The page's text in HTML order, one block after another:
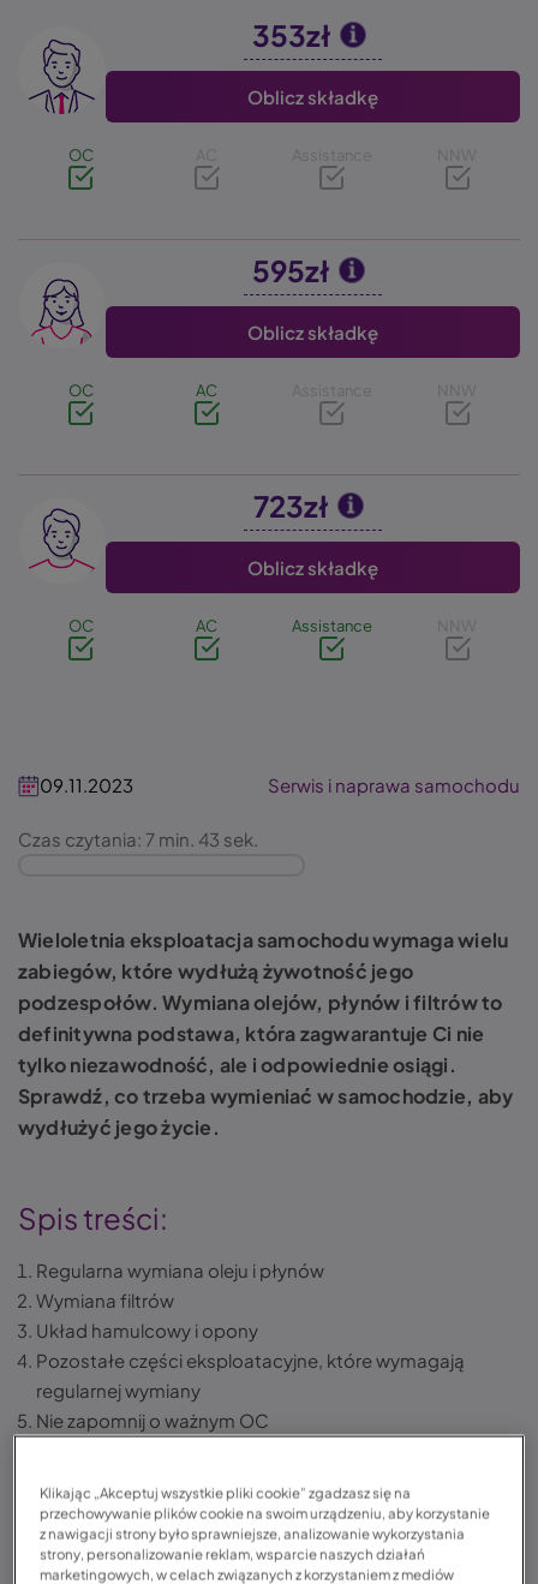
Image 353zł
Oblicz składkę
OC AC Assistance NNW
Image 595zł
Oblicz składkę
OC AC Assistance NNW
Image 723zł
Oblicz składkę
OC AC Assistance NNW
09.11.2023 Serwis i naprawa samochodu
Czas czytania: 7 min. 43 sek.
Wieloletnia eksploatacja samochodu wymaga wielu
zabiegów, które wydłużą żywotność jego
podzespołów. Wymiana olejów, płynów i filtrów to
definitywna podstawa, która zagwarantuje Ci nie
tylko niezawodność, ale i odpowiednie osiągi.
Sprawdź, co trzeba wymieniać w samochodzie, aby
wydłużyć jego życie.
Spis treści:
Regularna wymiana oleju i płynów
Wymiana filtrów
Układ hamulcowy i opony
Pozostałe części eksploatacyjne, które wymagają
regularnej wymiany
Nie zapomnij o ważnym OC
pytania
Klikając „Akceptuj wszystkie pliki cookie” zgadzasz się na
przechowywanie plików cookie na swoim urządzeniu, aby korzystanie
z nawigacji strony było sprawniejsze, analizowanie wykorzystania
strony, personalizowanie reklam, wsparcie naszych działań
marketingowych, w celach związanych z korzystaniem z mediów